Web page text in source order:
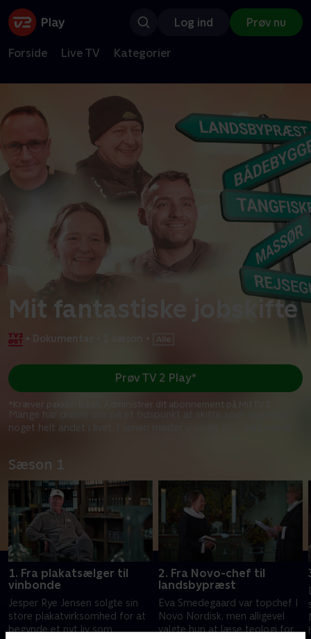
Log ind Prøv nu
Forside Live TV Kategorier
Mit fantastiske jobskifte
• Dokumentar •
Mange har drømt om på et tidspunkt at skifte spor og prøve
noget helt andet i livet. I serien møder vi nogle af
Prøv TV 2 Play*
*Kræver pakken Basis. Administrer dit abonnement på Mit TV 2.
Sæson 1
1. Fra plakatsælger til
vinbonde
Jesper Rye Jensen solgte sin
store plakatvirksomhed for at
begynde et nyt liv som
2. Fra Novo-chef til
landsbypræst
Eva Smedegaard var topchef I
Novo Nordisk, men alligevel
valgte hun at læse teologi for